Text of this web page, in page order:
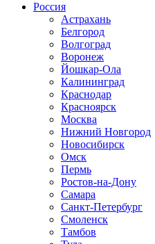
Россия
Астрахань
Белгород
Волгоград
Воронеж
Йошкар-Ола
Калининград
Краснодар
Красноярск
Москва
Нижний Новгород
Новосибирск
Омск
Пермь
Ростов-на-Дону
Самара
Санкт-Петербург
Смоленск
Тамбов